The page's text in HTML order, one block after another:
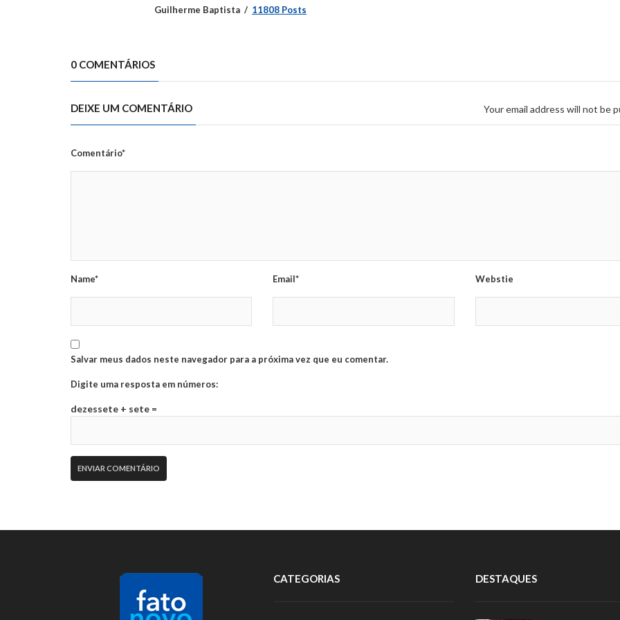
Guilherme Baptista 11808 Posts
0 COMENTÁRIOS
DEIXE UM COMENTÁRIO Your email address will not be
Comentário*
Name* Email* Webstie
Salvar meus dados neste navegador para a próxima vez que eu comentar.
Digite uma resposta em números:
dezessete + sete =
CATEGORIAS DESTAQUES